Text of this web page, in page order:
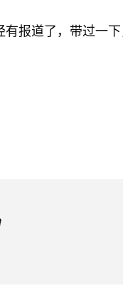
报道了，带过一